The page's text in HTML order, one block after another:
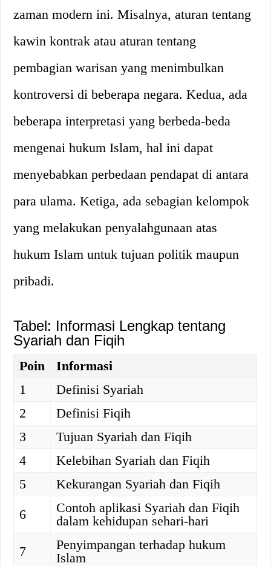
zaman modern ini. Misalnya, aturan tentang
kawin kontrak atau aturan tentang
pembagian warisan yang menimbulkan
kontroversi di beberapa negara. Kedua, ada
beberapa interpretasi yang berbeda-beda
mengenai hukum Islam, hal ini dapat
menyebabkan perbedaan pendapat di antara
para ulama. Ketiga, ada sebagian kelompok
yang melakukan penyalahgunaan atas
hukum Islam untuk tujuan politik maupun
pribadi.
Tabel: Informasi Lengkap tentang
Syariah dan Fiqih
Poin
Informasi
1
Definisi Syariah
2
Definisi Fiqih
3
Tujuan Syariah dan Fiqih
4
Kelebihan Syariah dan Fiqih
5
Kekurangan Syariah dan Fiqih
6
Contoh aplikasi Syariah dan Fiqih
dalam kehidupan sehari-hari
7
Penyimpangan terhadap hukum
Islam